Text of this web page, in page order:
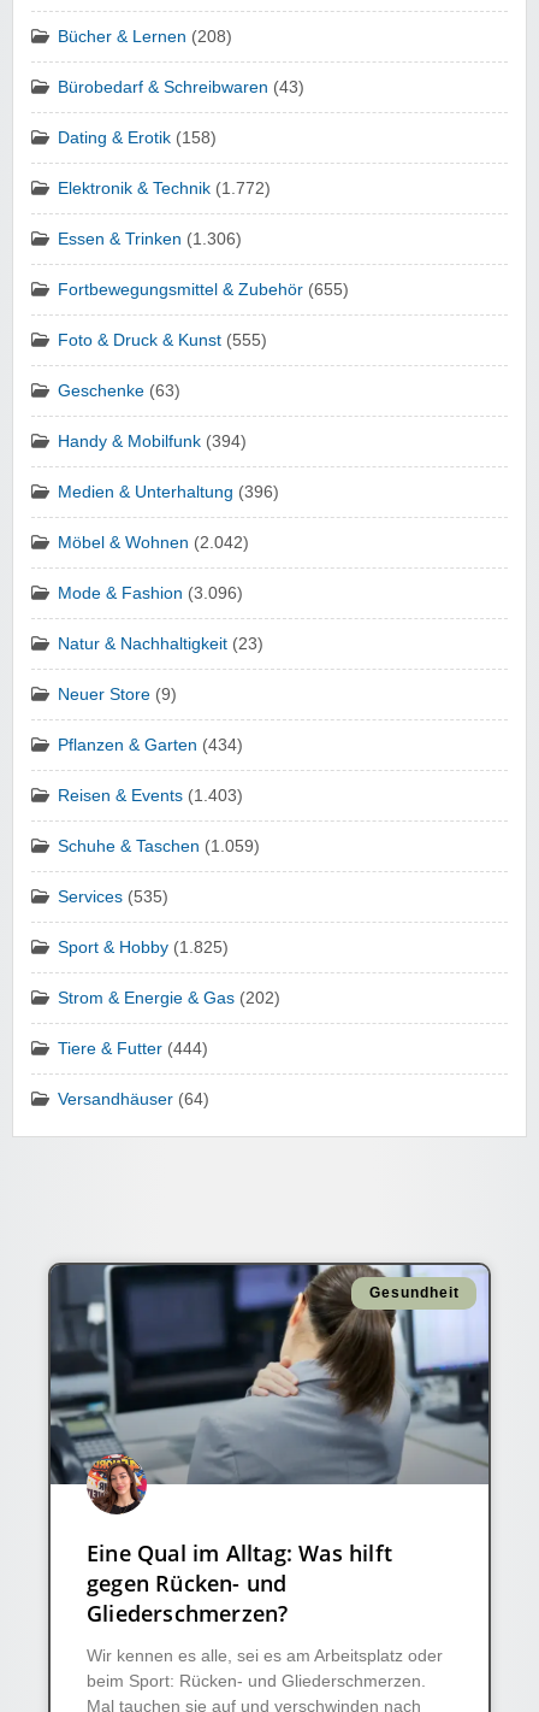
Bücher & Lernen (208)
Bürobedarf & Schreibwaren (43)
Dating & Erotik (158)
Elektronik & Technik (1.772)
Essen & Trinken (1.306)
Fortbewegungsmittel & Zubehör (655)
Foto & Druck & Kunst (555)
Geschenke (63)
Handy & Mobilfunk (394)
Medien & Unterhaltung (396)
Möbel & Wohnen (2.042)
Mode & Fashion (3.096)
Natur & Nachhaltigkeit (23)
Neuer Store (9)
Pflanzen & Garten (434)
Reisen & Events (1.403)
Schuhe & Taschen (1.059)
Services (535)
Sport & Hobby (1.825)
Strom & Energie & Gas (202)
Tiere & Futter (444)
Versandhäuser (64)
Gesundheit
Eine Qual im Alltag: Was hilft
gegen Rücken- und
Gliederschmerzen?
Wir kennen es alle, sei es am Arbeitsplatz oder
beim Sport: Rücken- und Gliederschmerzen.
Mal tauchen sie auf und verschwinden nach